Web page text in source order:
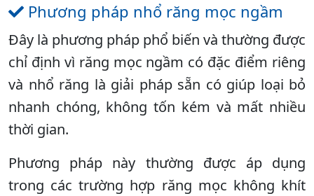
Phương pháp nhổ răng mọc ngầm
Đây là phương pháp phổ biến và thường được
chỉ định vì răng mọc ngầm có đặc điểm riêng
và nhổ răng là giải pháp sẵn có giúp loại bỏ
nhanh chóng, không tốn kém và mất nhiều
thời gian.
Phương pháp này thường được áp dụng
trong các trường hợp răng mọc không khít